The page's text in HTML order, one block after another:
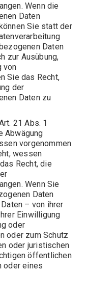
Wenn die
Daten
Sie statt der
Daten
zur Ausübung,
von
Sie das Recht,
der
Daten zu
21 Abs. 1
Abwägung
vorgenommen
wessen
Recht, die
Wenn Sie
Daten
– von ihrer
Einwilligung
oder
oder zum Schutz
oder juristischen
öffentlichen
oder eines